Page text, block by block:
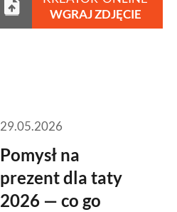
Centrum pomocyWGRAJ ZDJĘCIE
29.05.2026
Pomysł na
prezent dla taty
2026 — co go